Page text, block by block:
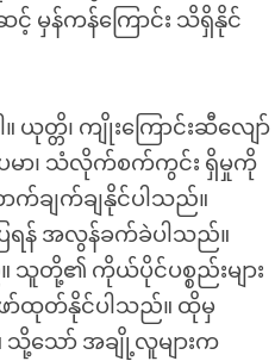
င့် မှန်ကန်ကြောင်း သိရှိနိုင်
တ္တိ၊ ကျိုးကြောင်းဆီလျော်
မာ၊ သံလိုက်စက်ကွင်း ရှိမှုကို
ချက်ချနိုင်ပါသည်။
ရန် အလွန်ခက်ခဲပါသည်။
သူတို့၏ ကိုယ်ပိုင်ပစ္စည်းများ
ာ်ထုတ်နိုင်ပါသည်။ ထိုမှ
သို့သော် အချို့လူများက